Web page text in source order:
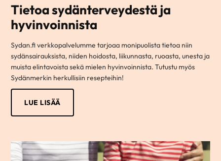
Tietoa sydänterveydestä ja
hyvinvoinnista
Sydan.fi verkkopalvelumme tarjoaa monipuolista tietoa niin
sydänsairauksista, niiden hoidosta, liikunnasta, ruoasta, unesta ja
muista elintavoista sekä mielen hyvinvoinnista. Tutustu myös
Sydänmerkin herkullisiin resepteihin!
LUE LISÄÄ